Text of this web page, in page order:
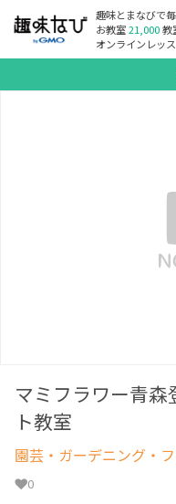
趣味とまなびで
お教室21,000教
オンラインレッ
マミフラワー青
ト教室
園芸・ガーデニング・
0